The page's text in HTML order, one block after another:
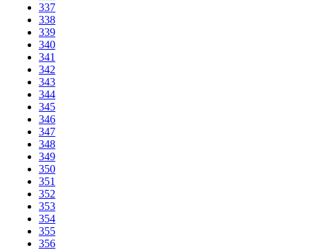
337
338
339
340
341
342
343
344
345
346
347
348
349
350
351
352
353
354
355
356